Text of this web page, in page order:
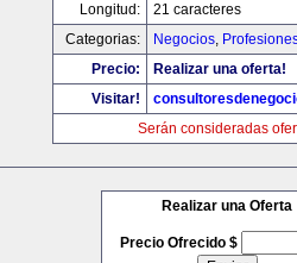
Longitud:
21 caracteres
Categorias:
Negocios,
Precio:
Realizar una oferta!
Visitar!
Serán consideradas
Realizar una Oferta
Precio Ofrecido $